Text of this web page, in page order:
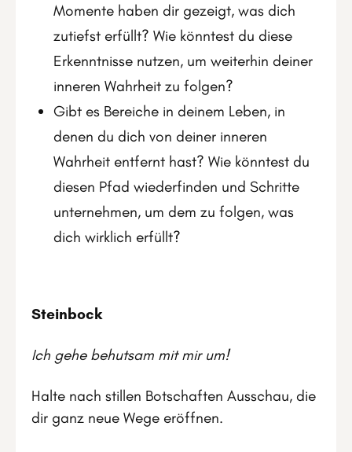
Momente haben dir gezeigt, was dich
zutiefst erfüllt? Wie könntest du diese
Erkenntnisse nutzen, um weiterhin deiner
inneren Wahrheit zu folgen?
Gibt es Bereiche in deinem Leben, in
denen du dich von deiner inneren
Wahrheit entfernt hast? Wie könntest du
diesen Pfad wiederfinden und Schritte
unternehmen, um dem zu folgen, was
dich wirklich erfüllt?
Steinbock
Ich gehe behutsam mit mir um!
Halte nach stillen Botschaften Ausschau, die
dir ganz neue Wege eröffnen.